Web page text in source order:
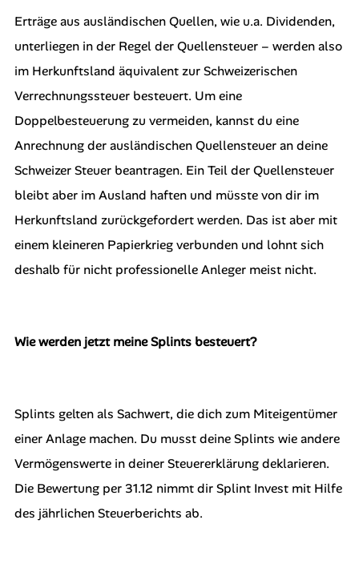
Erträge aus ausländischen Quellen, wie u.a. Dividenden,
unterliegen in der Regel der Quellensteuer – werden also
im Herkunftsland äquivalent zur Schweizerischen
Verrechnungssteuer besteuert. Um eine
Doppelbesteuerung zu vermeiden, kannst du eine
Anrechnung der ausländischen Quellensteuer an deine
Schweizer Steuer beantragen. Ein Teil der Quellensteuer
bleibt aber im Ausland haften und müsste von dir im
Herkunftsland zurückgefordert werden. Das ist aber mit
einem kleineren Papierkrieg verbunden und lohnt sich
deshalb für nicht professionelle Anleger meist nicht.
Wie werden jetzt meine Splints besteuert?
Splints gelten als Sachwert, die dich zum Miteigentümer
einer Anlage machen. Du musst deine Splints wie andere
Vermögenswerte in deiner Steuererklärung deklarieren.
Die Bewertung per 31.12 nimmt dir Splint Invest mit Hilfe
des jährlichen Steuerberichts ab.